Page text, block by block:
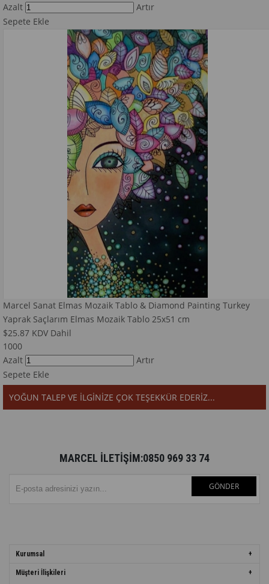
Azalt
Artır
Sepete Ekle
Marcel Sanat Elmas Mozaik Tablo & Diamond Painting Turkey
Yaprak Saçlarım Elmas Mozaik Tablo 25x51 cm
$25.87 KDV Dahil
1000
Azalt
Artır
Sepete Ekle
YOĞUN TALEP VE İLGİNİZE ÇOK TEŞEKKÜR EDERİZ...
MARCEL İLETİŞİM:0850 969 33 74
GÖNDER
Kurumsal
Müşteri İlişkileri